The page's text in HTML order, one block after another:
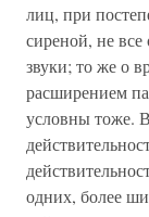
лиц, при
сиреной, не
звуки; то же о
расширением
условны тоже.
одних, более